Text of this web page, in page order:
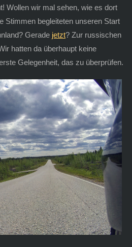
Wollen wir mal sehen, wie es dort
Stimmen begleiteten unseren Start
Gerade jetzt? Zur russischen
hatten da überhaupt keine
Gelegenheit, das zu überprüfen.